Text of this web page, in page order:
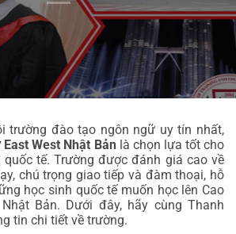
West Nhật Bản là chọn lựa tốt cho
tế. Trường được đánh giá cao về
chú trọng giao tiếp và đàm thoại, hỗ
học sinh quốc tế muốn học lên Cao
Bản. Dưới đây, hãy cùng Thanh
tin chi tiết về trường.